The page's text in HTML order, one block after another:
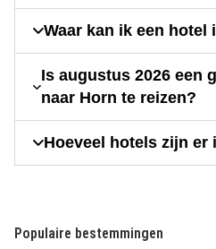
Waar kan ik een hotel
Is augustus 2026 een
naar Horn te reizen?
Hoeveel hotels zijn er
Populaire bestemmingen